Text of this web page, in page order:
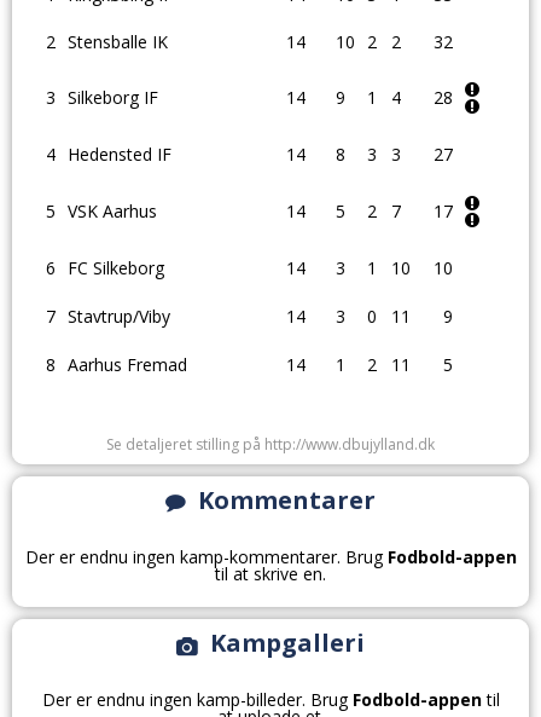
2 Stensballe IK 14 10 2 2 32
3 Silkeborg IF 14 9 1 4 28
4 Hedensted IF 14 8 3 3 27
5 VSK Aarhus 14 5 2 7 17
6 FC Silkeborg 14 3 1 10 10
7 Stavtrup/Viby 14 3 0 11 9
8 Aarhus Fremad 14 1 2 11 5
Se detaljeret stilling på http://www.dbujylland.dk
Kommentarer
Der er endnu ingen kamp-kommentarer. Brug Fodbold-appen
til at skrive en.
Kampgalleri
Der er endnu ingen kamp-billeder. Brug Fodbold-appentil